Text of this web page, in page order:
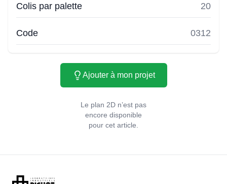
Colis par palette 20
Code 0312
Ajouter à mon projet
Le plan 2D n’est pas
encore disponible
pour cet article.